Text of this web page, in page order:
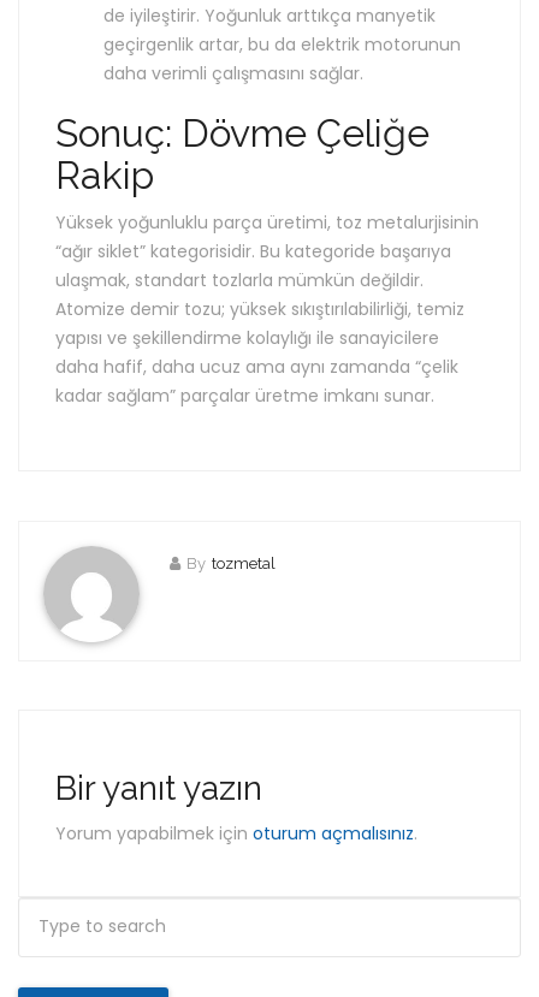
de iyileştirir. Yoğunluk arttıkça manyetik
geçirgenlik artar, bu da elektrik motorunun
daha verimli çalışmasını sağlar.
Sonuç: Dövme Çeliğe
Rakip
Yüksek yoğunluklu parça üretimi, toz metalurjisinin
“ağır siklet” kategorisidir. Bu kategoride başarıya
ulaşmak, standart tozlarla mümkün değildir.
Atomize demir tozu; yüksek sıkıştırılabilirliği, temiz
yapısı ve şekillendirme kolaylığı ile sanayicilere
daha hafif, daha ucuz ama aynı zamanda “çelik
kadar sağlam” parçalar üretme imkanı sunar.
By tozmetal
Bir yanıt yazın
Yorum yapabilmek için oturum açmalısınız.